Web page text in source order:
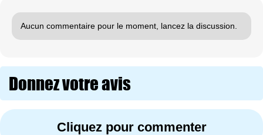
Aucun commentaire pour le moment, lancez la discussion.
Donnez votre avis
Cliquez pour commenter